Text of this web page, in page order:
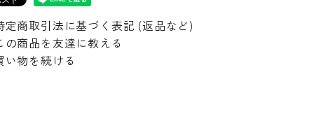
定商取引法に基づく表記 (返品など)
の商品を友達に教える
い物を続ける